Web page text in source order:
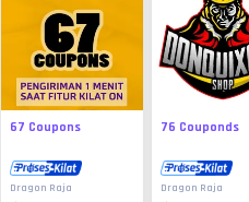
67 Coupons
Dragon Raja
76 Couponds
Dragon Raja